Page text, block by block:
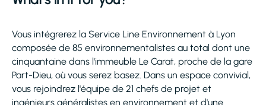
Vous intégrerez la Service Line Environnement à Lyon
composée de 85 environnementalistes au total dont une
cinquantaine dans l'immeuble Le Carat, proche de la gare
Part-Dieu, où vous serez basez. Dans un espace convivial,
vous rejoindrez l'équipe de 21 chefs de projet et
ingénieurs généralistes en environnement et d'une